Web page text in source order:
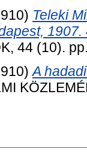
Teleki
44 (10).
A